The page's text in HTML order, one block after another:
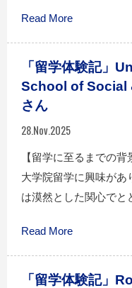
Read More
「留学体験記」
School of Social
さん
28.Nov.2025
【留学に至るまでの
大学院留学に興味があ
は漠然とした関心でと
Read More
「留学体験記」